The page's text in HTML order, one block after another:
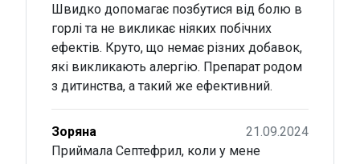
Швидко допомагає позбутися від болю в
горлі та не викликає ніяких побічних
ефектів. Круто, що немає різних добавок,
які викликають алергію. Препарат родом
з дитинства, а такий же ефективний.
Зоряна
21.09.2024
Приймала Септефрил, коли у мене